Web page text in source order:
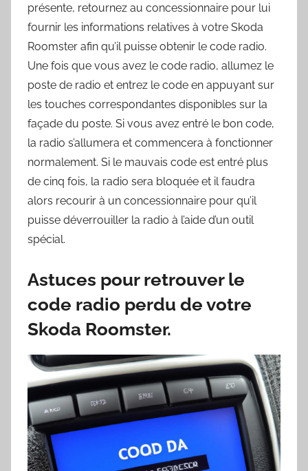
présente, retournez au concessionnaire pour lui
fournir les informations relatives à votre Skoda
Roomster afin qu’il puisse obtenir le code radio.
Une fois que vous avez le code radio, allumez le
poste de radio et entrez le code en appuyant sur
les touches correspondantes disponibles sur la
façade du poste. Si vous avez entré le bon code,
la radio s’allumera et commencera à fonctionner
normalement. Si le mauvais code est entré plus
de cinq fois, la radio sera bloquée et il faudra
alors recourir à un concessionnaire pour qu’il
puisse déverrouiller la radio à l’aide d’un outil
spécial.
Astuces pour retrouver le
code radio perdu de votre
Skoda Roomster.